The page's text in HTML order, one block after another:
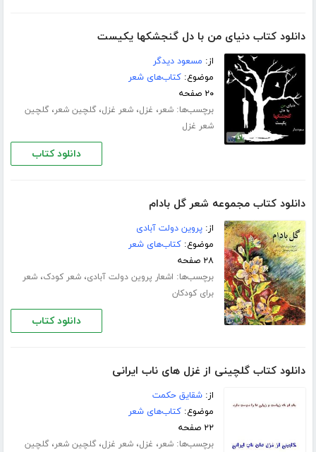
دانلود کتاب دنیای من با دل گنجشکها یکیست
از: مسعود دیدگر
موضوع:کتاب‌های شعر
۲۰ صفحه
برچسب‌ها:شعر، غزل،شعر غزل،گلچین شعر،گلچین
شعر غزل
دانلود کتاب
دانلود کتاب مجموعه شعر گل بادام
از:پروین دولت آبادی
موضوع:کتاب‌های شعر
۲۸ صفحه
برچسب‌ها: اشعار پروین دولت آبادی،شعر کودک،شعر
برای کودکان
دانلود کتاب
دانلود کتاب گلچینی از غزل های ناب ایرانی
از:شقایق حکمت
موضوع:کتاب‌های شعر
۲۲ صفحه
برچسب‌ها:شعر، غزل،شعر غزل،گلچین شعر،گلچین